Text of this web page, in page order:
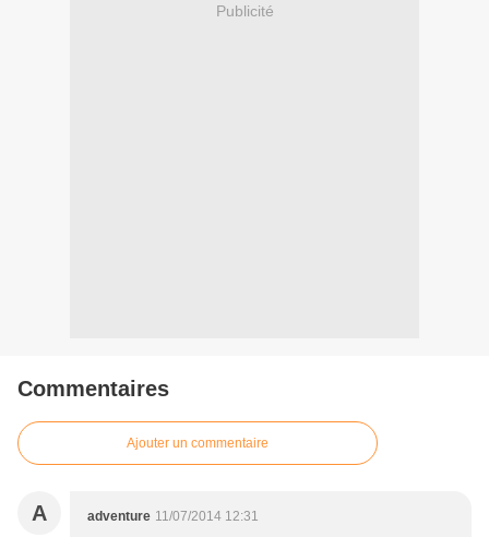
Publicité
Commentaires
Ajouter un commentaire
A adventure 11/07/2014 12:31